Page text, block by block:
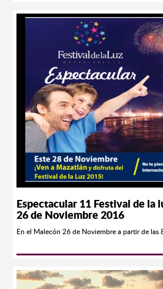
POR PARTICIPANTE: Platino * Acceso a
exclusiva al frente del escenario en montaje
participar en Rifa para una comida con los
bienvenida * Diploma con valor curricular
Autónoma de Sinaloa * Acesso a fiesta
en GeneralPrecio Normal $ 1,500.00 pesos
hasta el 30 de abril Estudiantes Precio Normal
$ 500.00 pesos hasta el 30 de abril Oro*
Kit de bienvenida * Diploma con valor
Universidad Autónoma de Sinaloa * Acesso a
bienvenida Público en GeneralPrecio Normal
$ 650.00 pesos hasta el 30 de abril
pesos Promoción $ 400.00 pesos hasta el 30
4004/982 4200 Lada sin costo.- 01800 590
digital@travel.com http:/
Espectacular 11 Festival de la
26 de Noviembre 2016
En el Malecón 26 de Noviembre a partir de